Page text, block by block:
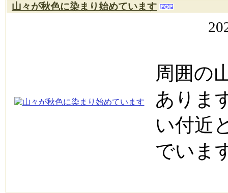
山々が秋色に染まり始めています
周囲の
ありま
い付近
でいま